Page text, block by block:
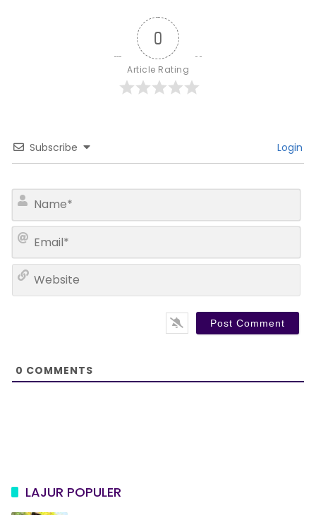
0
Article Rating
Subscribe Login
m
a
l
0 COMMENTS
LAJUR POPULER